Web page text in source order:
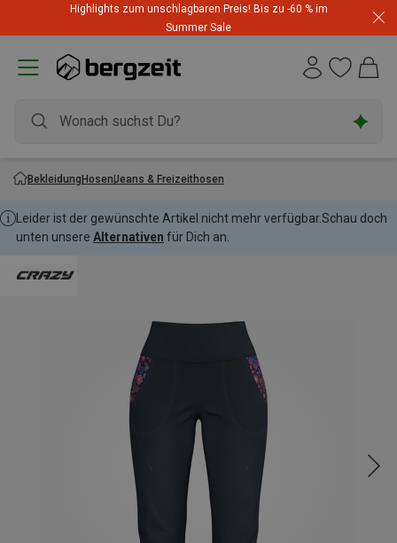
Highlights zum unschlagbaren Preis! Bis zu -60 % im
Summer Sale
BekleidungHosenJeans & Freizeithosen
Leider ist der gewünschte Artikel nicht mehr verfügbar.Schau doch
unten unsere Alternativen für Dich an.